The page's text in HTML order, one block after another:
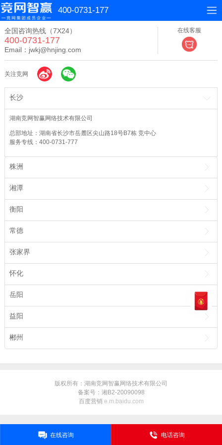
400-0731-177
全国咨询热线（7X24）
400-0731-177
Email：jwkj@hnjing.com
在线客服
关注竞网
长沙
湖南竞网智赢网络技术有限公司
总部地址：湖南省长沙市岳麓区尖山路18号B7栋 竞中心
服务专线：400-0731-777
株洲
湘潭
衡阳
常德
张家界
怀化
岳阳
益阳
郴州
版权所有：湖南竞网智赢网络技术有限公司
备案号：湘B2-20090098
百度营销 e.m.baidu.com
在线咨询 电话咨询